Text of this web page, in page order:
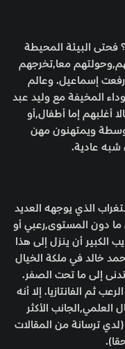
البيئة المحيطة
معا,تخرجهم
إسماعيل. وعالم
المخيفة مع وليد عبد
أغلبهم إما أطفال,أو
ويمتهنون مهن
شبه عادية.
الذي يوجهه العديد
دون المستوى,رعبي أو
الكبير أن ينزل إلى هذا
خالد في ملكة الخيال
إلى ما تحت الصفر.
ثم الفانتازيا. إلا أنه
الأكثر
(لدي ترسانة من المقالات